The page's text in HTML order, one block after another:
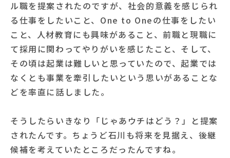
ル職を提案されたのですが、社会的意義を感じられ
る仕事をしたいこと、One to Oneの仕事をしたい
こと、人材教育にも興味があること、前職と現職に
て採用に関わってやりがいを感じたこと、そして、
その頃は起業は難しいと思っていたので、起業では
なくとも事業を牽引したいという思いがあることな
どを率直に話しました。
そうしたらいきなり「じゃあウチはどう？」と提案
されたんです。ちょうど石川も将来を見据え、後継
候補を考えていたところだったんですね。